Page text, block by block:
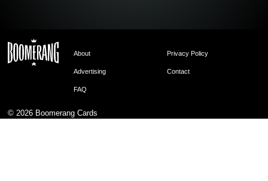
About Privacy Policy
Advertising Contact
FAQ
© 2026 Boomerang Cards